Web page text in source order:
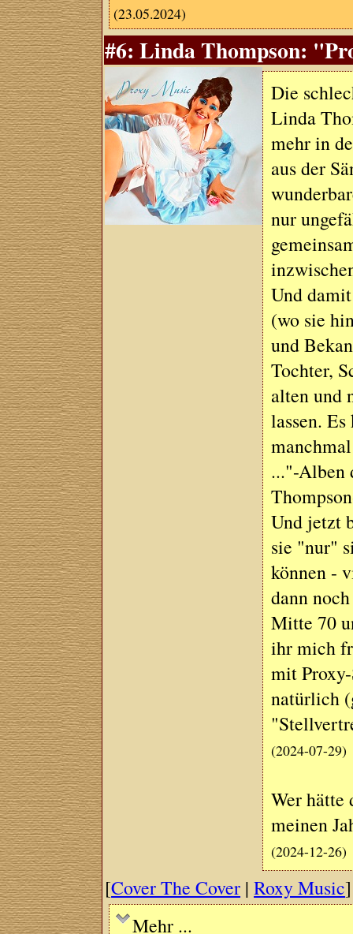
(23.05.2024)
#6: Linda Thompson:
Die
Linda
mehr in
aus der
nur
Und
(wo sie
und
Tochter,
alten und
lassen.
..."-Alben
Und jetzt
sie "nur"
können -
dann
Mitte 70
ihr mich
mit
natürlich
(2024-07-29)
Wer hätte
meinen
(2024-12-26)
[Cover The Cover |Roxy Music]
Mehr ...